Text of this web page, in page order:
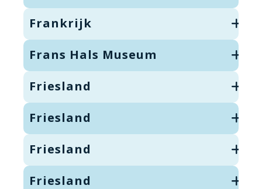
Frankrijk
Frans Hals Museum
Friesland
Friesland
Friesland
Friesland